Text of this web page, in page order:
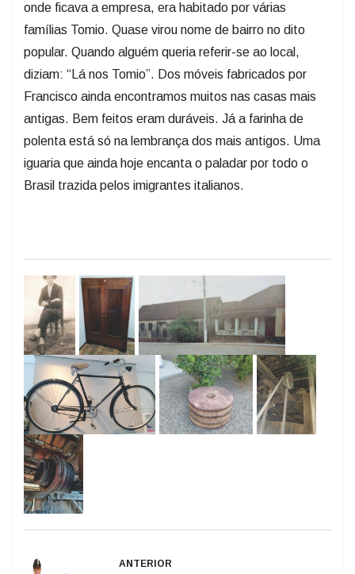
onde ficava a empresa, era habitado por várias
famílias Tomio. Quase virou nome de bairro no dito
popular. Quando alguém queria referir-se ao local,
diziam: “Lá nos Tomio”. Dos móveis fabricados por
Francisco ainda encontramos muitos nas casas mais
antigas. Bem feitos eram duráveis. Já a farinha de
polenta está só na lembrança dos mais antigos. Uma
iguaria que ainda hoje encanta o paladar por todo o
Brasil trazida pelos imigrantes italianos.
ANTERIOR